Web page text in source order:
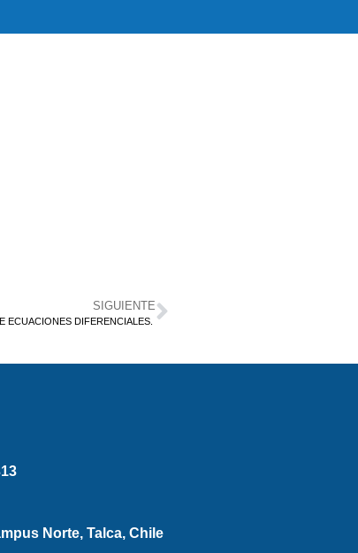
SIGUIENTE
ECUACIONES DIFERENCIALES.
Norte, Talca, Chile